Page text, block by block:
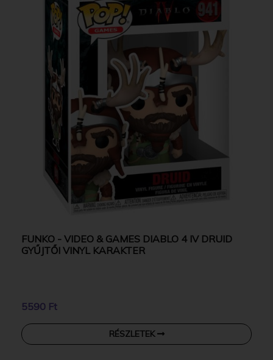
FUNKO - VIDEO & GAMES DIABLO 4 IV DRUID
GYŰJTŐI VINYL KARAKTER
5590 Ft
RÉSZLETEK